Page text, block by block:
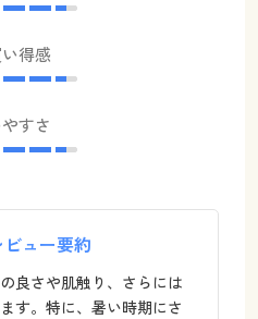
得感
すさ
ュー要約
良さや肌触り、さらには
す。特に、暑い時期にさ